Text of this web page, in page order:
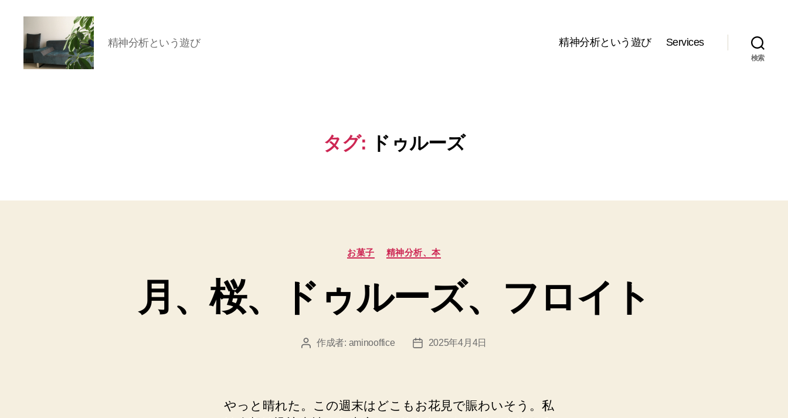
の
精神分析という遊び 精神分析という遊び Services
検索
タグ: ドゥルーズ
カ
テ
ー
お菓子 精神分析、本
月、桜、ドゥルーズ、フロイト
投 作成者: aminooffice
投
2025年4月4日
やっと晴れた。この週末はどこもお花見で賑わいそう。私